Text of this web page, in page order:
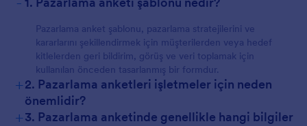
Pazarlama anket şablonu, pazarlama stratejilerini ve
kararlarını şekillendirmek için müşterilerden veya hedef
kitlelerden geri bildirim, görüş ve veri toplamak için
kullanılan önceden tasarlanmış bir formdur.
+2. Pazarlama anketleri işletmeler için neden
önemlidir?
+3. Pazarlama anketinde genellikle hangi bilgiler